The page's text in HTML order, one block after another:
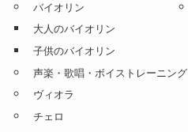
バイオリン
大人のバイオリン
子供のバイオリン
声楽・歌唱・ボイストレーニング
ヴィオラ
チェロ